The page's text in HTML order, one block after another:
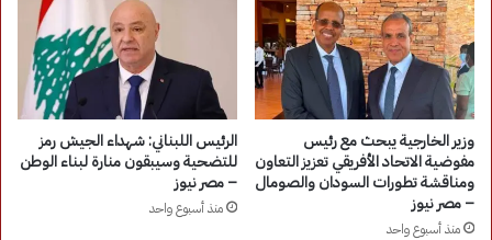
وزير الخارجية يبحث مع رئيس
مفوضية الاتحاد الأفريقي تعزيز التعاون
ومناقشة تطورات السودان والصومال
– مصر نيوز
منذ أسبوع واحد
الرئيس اللبناني: شهداء الجيش رمز
للتضحية وسيبقون منارة لبناء الوطن
– مصر نيوز
منذ أسبوع واحد